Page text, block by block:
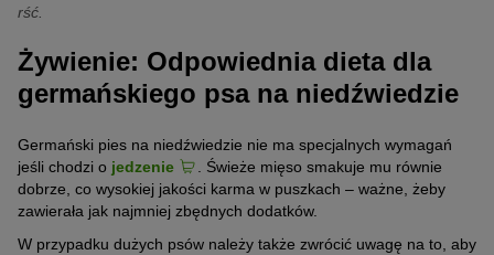
rść.
Żywienie: Odpowiednia dieta dla
germańskiego psa na niedźwiedzie
Germański pies na niedźwiedzie nie ma specjalnych wymagań
jeśli chodzi o jedzenie
. Świeże mięso smakuje mu równie
dobrze, co wysokiej jakości karma w puszkach – ważne, żeby
zawierała jak najmniej zbędnych dodatków.
W przypadku dużych psów należy także zwrócić uwagę na to, aby